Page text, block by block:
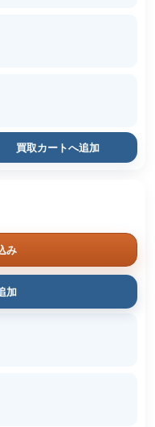
買取カートへ追加
み
加